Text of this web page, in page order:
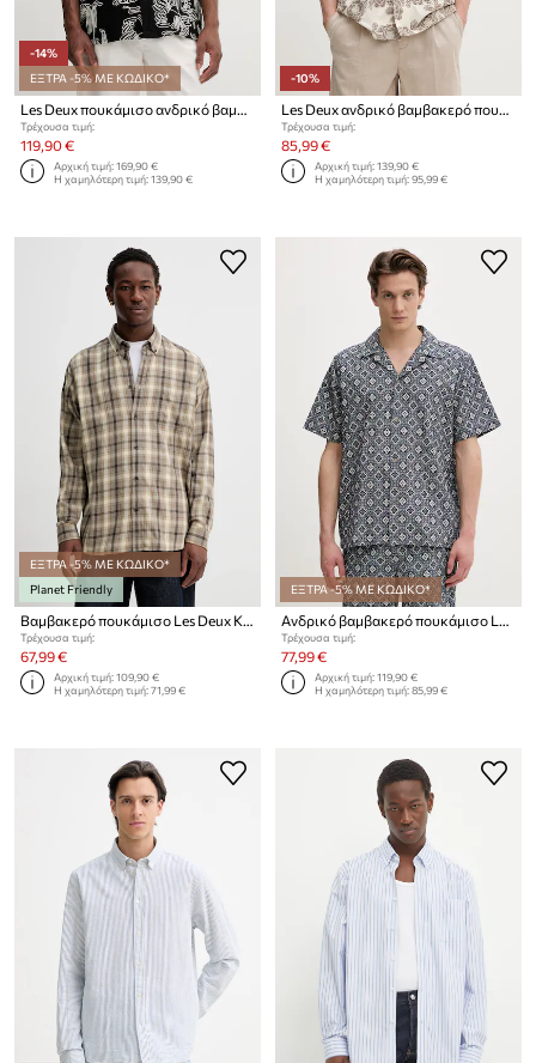
-14%
ΕΞΤΡΑ -5% ΜΕ ΚΩΔΙΚΟ*
Τρέχουσα τιμή:
119,90 €
Αρχική τιμή:169,90 €
Η χαμηλότερη τιμή:139,90 €
-10%
Τρέχουσα τιμή:
85,99 €
Αρχική τιμή:139,90 €
Η χαμηλότερη τιμή:95,99 €
ΕΞΤΡΑ -5% ΜΕ ΚΩΔΙΚΟ*
Planet Friendly
Βαμβακερό πουκάμισο Les Deux Kent
Τρέχουσα τιμή:
67,99 €
Αρχική τιμή:109,90 €
Η χαμηλότερη τιμή:71,99 €
ΕΞΤΡΑ -5% ΜΕ ΚΩΔΙΚΟ*
Ανδρικό βαμβακερό πουκάμισο Les Deux Lukas
Τρέχουσα τιμή:
77,99 €
Αρχική τιμή:119,90 €
Η χαμηλότερη τιμή:85,99 €